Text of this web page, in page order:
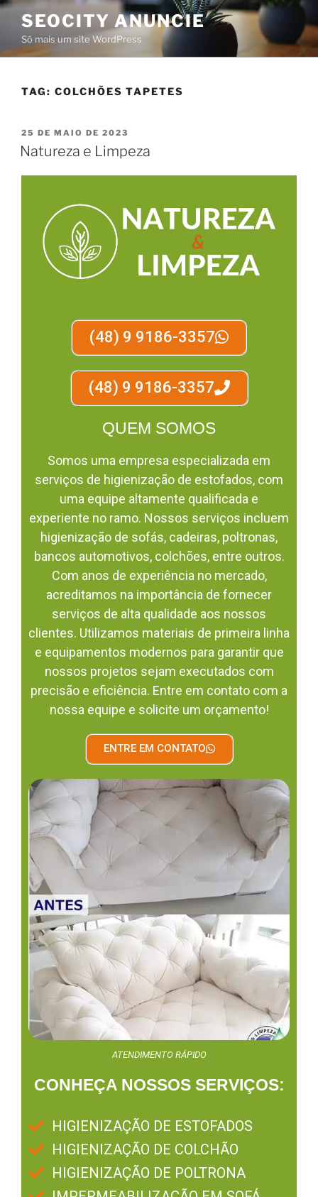
SEOCITY ANUNCIE
Só mais um site WordPress
TAG: COLCHÕES TAPETES
25 DE MAIO DE 2023
Natureza e Limpeza
(48) 9 9186-3357
(48) 9 9186-3357
QUEM SOMOS
Somos uma empresa especializada em
serviços de higienização de estofados, com
uma equipe altamente qualificada e
experiente no ramo. Nossos serviços incluem
higienização de sofás, cadeiras, poltronas,
bancos automotivos, colchões, entre outros.
Com anos de experiência no mercado,
acreditamos na importância de fornecer
serviços de alta qualidade aos nossos
clientes. Utilizamos materiais de primeira linha
e equipamentos modernos para garantir que
nossos projetos sejam executados com
precisão e eficiência. Entre em contato com a
nossa equipe e solicite um orçamento!
ENTRE EM CONTATO
ATENDIMENTO RÁPIDO
CONHEÇA NOSSOS SERVIÇOS:
HIGIENIZAÇÃO DE ESTOFADOS
HIGIENIZAÇÃO DE COLCHÃO
HIGIENIZAÇÃO DE POLTRONA